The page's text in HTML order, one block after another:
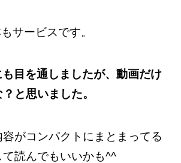
サービスです。
目を通しましたが、動画だけ
と思いました。
がコンパクトにまとまってる
読んでもいいかも^^